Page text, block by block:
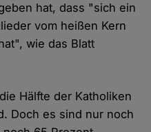
hat, dass "sich ein
vom heißen Kern
wie das Blatt
Hälfte der Katholiken
Doch es sind nur noch